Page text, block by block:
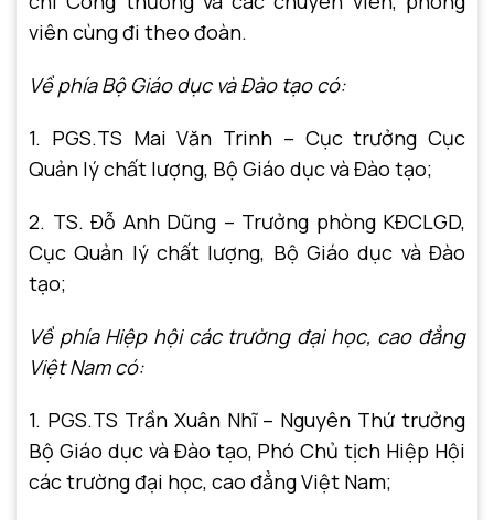
viên cùng đi theo đoàn.
Về phía Bộ Giáo dục và Đào tạo có:
1. PGS.TS Mai Văn Trinh – Cục trưởng Cục
Quản lý chất lượng, Bộ Giáo dục và Đào tạo;
2. TS. Đỗ Anh Dũng – Trưởng phòng KĐCLGD,
Cục Quản lý chất lượng, Bộ Giáo dục và Đào
tạo;
Về phía Hiệp hội các trường đại học, cao đẳng
Việt Nam có:
1. PGS.TS Trần Xuân Nhĩ – Nguyên Thứ trưởng
Bộ Giáo dục và Đào tạo, Phó Chủ tịch Hiệp Hội
các trường đại học, cao đẳng Việt Nam;